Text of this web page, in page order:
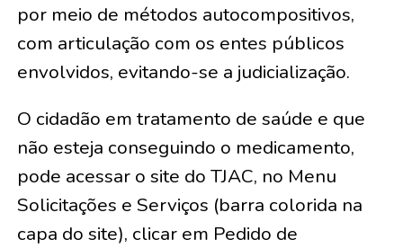
por meio de métodos autocompositivos,
com articulação com os entes públicos
envolvidos, evitando-se a judicialização.
O cidadão em tratamento de saúde e que
não esteja conseguindo o medicamento,
pode acessar o site do TJAC, no Menu
Solicitações e Serviços (barra colorida na
capa do site), clicar em Pedido de